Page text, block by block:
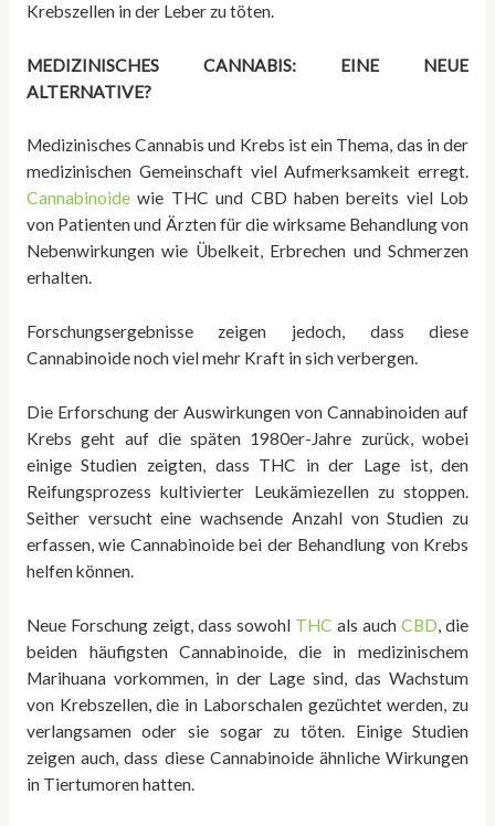
Krebszellen in der Leber zu töten.
MEDIZINISCHES CANNABIS: EINE NEUE
ALTERNATIVE?
Medizinisches Cannabis und Krebs ist ein Thema, das in der
medizinischen Gemeinschaft viel Aufmerksamkeit erregt.
Cannabinoidewie THC und CBD haben bereits viel Lob
von Patienten und Ärzten für die wirksame Behandlung von
Nebenwirkungen wie Übelkeit, Erbrechen und Schmerzen
erhalten.
Forschungsergebnisse zeigen jedoch, dass diese
Cannabinoide noch viel mehr Kraft in sich verbergen.
Die Erforschung der Auswirkungen von Cannabinoiden auf
Krebs geht auf die späten 1980er-Jahre zurück, wobei
einige Studien zeigten, dass THC in der Lage ist, den
Reifungsprozess kultivierter Leukämiezellen zu stoppen.
Seither versucht eine wachsende Anzahl von Studien zu
erfassen, wie Cannabinoide bei der Behandlung von Krebs
helfen können.
Neue Forschung zeigt, dass sowohl THC als auchCBD, die
beiden häufigsten Cannabinoide, die in medizinischem
Marihuana vorkommen, in der Lage sind, das Wachstum
von Krebszellen, die in Laborschalen gezüchtet werden, zu
verlangsamen oder sie sogar zu töten. Einige Studien
zeigen auch, dass diese Cannabinoide ähnliche Wirkungen
in Tiertumoren hatten.